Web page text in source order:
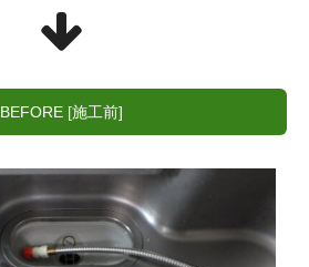
BEFORE [施工前]